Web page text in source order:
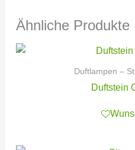
Ähnliche Produkte
Duftlampen –
Duftstein